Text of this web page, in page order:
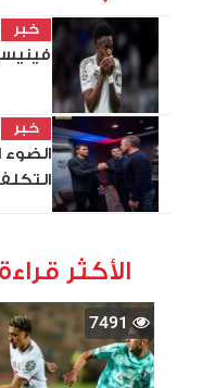
خبر
خبر
الأكثر قراءة
7491